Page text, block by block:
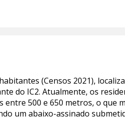
(Censos 2021),
do IC2. Atualmente, os
entre 500 e 650 metros, o que
um abaixo-assinado